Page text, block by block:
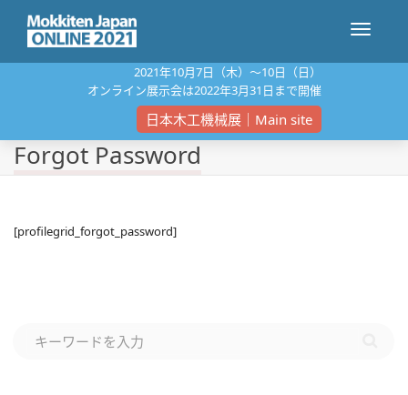
ゲ
2021年10⽉7⽇（⽊）〜10⽇（⽇）
オンライン展⽰会は2022年3⽉31⽇まで開催
日本木工機械展｜Main site
Forgot Password
[profilegrid_forgot_password]